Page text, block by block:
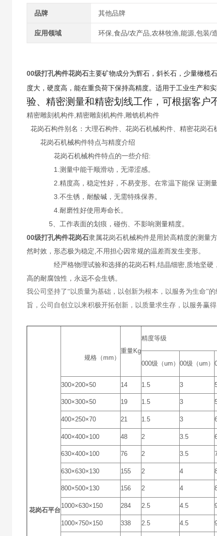
品牌 其他品牌
应用领域 环保,食品/农产品,农林牧渔,能源,包装/
00级打孔构件花岗石主要矿物成分为辉石，斜长石，少量橄榄
度大，硬度高，能在重负荷下保持高精度。适用于工业生产和
验、精密测量和精密划线工作，可根据客户
精密雕刻机构件,精密雕刻机构件,雕铣机构件
花岗石构件别名：大理石构件、花岗石机械构件、精密花岗石
花岗石机械构件特点与精度介绍
花岗石机械构件特点的一些介绍:
1.测量中能干顺滑动，无滞涩感。
2.精度高，稳定性好，不易变形。在常温下能保 证测量
3.不生锈，耐酸碱，无需特殊保养。
4.耐磨性好使用寿命长。
5、工作表面的划痕，碰伤、不影响测量精度。
00级打孔构件花岗石隶属花岗石机械构件是用於高精度的测量
然时效，形态极为稳定,不用担心因常规的温差而发生变形。
经严格物理试验和选择的花岗石料,结晶细密,质地坚硬，
高的耐腐蚀性，永远不会生锈。
我公司坚持了“以质量为基础，以创新为根本，以服务为生命”
旨，公司自创立以来积极开拓创新，以质量求生存，以服务赢
花岗石平台
规格（mm）
重量Kg
精度等级
000级（um） 00级（um）
300×200×50 14 1.5 3
300×300×50 19 1.5 3
400×250×70 21 1.5 3
400×400×100 48 2 3.5
630×400×100 76 2 3.5
630×630×130 155 2 4
800×500×130 156 2 4
1000×630×150 284 2.5 4.5
1000×750×150 338 2.5 4.5